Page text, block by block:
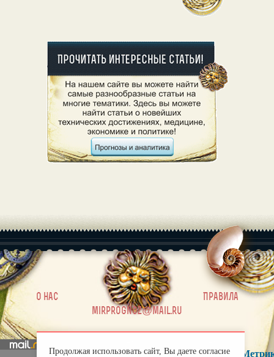
О нас |
Правила
mirprognoz@mail.ru
Продолжая использовать сайт, Вы даете согласие